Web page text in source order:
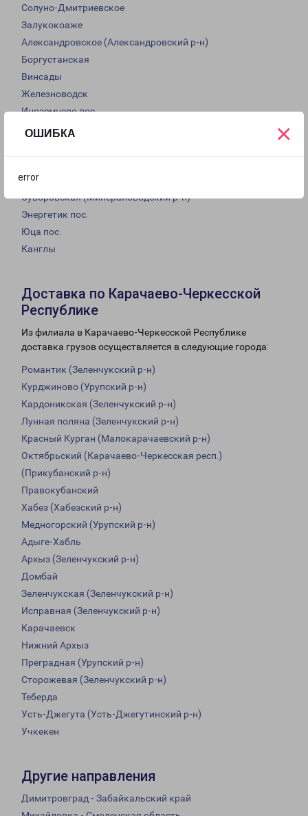
ОШИБКА
error
×
Солуно-Дмитриевское
Залукокоаже
Александровское (Александровский р-н)
Боргустанская
Винсады
Железноводск
Иноземцево пос
Лермонтов
Пятигорский
Суворовская (Минераловодский р-н)
Энергетик пос.
Юца пос.
Канглы
Доставка по Карачаево-Черкесской
Республике
Из филиала в Карачаево-Черкесской Республике
доставка грузов осуществляется в следующие города:
Романтик (Зеленчукский р-н)
Курджиново (Урупский р-н)
Кардоникская (Зеленчукский р-н)
Лунная поляна (Зеленчукский р-н)
Красный Курган (Малокарачаевский р-н)
Октябрьский (Карачаево-Черкесская респ.)
(Прикубанский р-н)
Правокубанский
Хабез (Хабезский р-н)
Медногорский (Урупский р-н)
Адыге-Хабль
Архыз (Зеленчукский р-н)
Домбай
Зеленчукская (Зеленчукский р-н)
Исправная (Зеленчукский р-н)
Карачаевск
Нижний Архыз
Преградная (Урупский р-н)
Сторожевая (Зеленчукский р-н)
Теберда
Усть-Джегута (Усть-Джегутинский р-н)
Учкекен
Другие направления
Димитровград - Забайкальский край